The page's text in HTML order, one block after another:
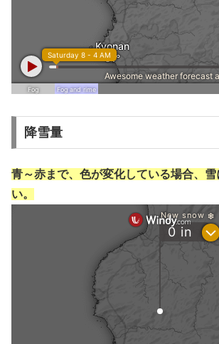
降雪量
青～赤まで、色が変化している場合、
い。